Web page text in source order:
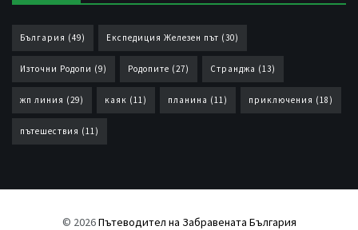
България (49) Експедиция Железен път (30)
Източни Родопи (9) Родопите (27) Странджа (13)
жп линия (29) каяк (11) планина (11) приключения (18)
пътешествия (11)
© 2026Пътеводител на Забравената България